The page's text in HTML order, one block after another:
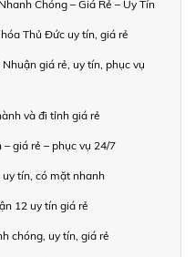
Chóng – Giá Rẻ – Uy Tín
Thủ Đức uy tín, giá rẻ
giá rẻ, uy tín, phục vụ
và đi tỉnh giá rẻ
giá rẻ – phục vụ 24/7
tín, có mặt nhanh
12 uy tín giá rẻ
chóng, uy tín, giá rẻ